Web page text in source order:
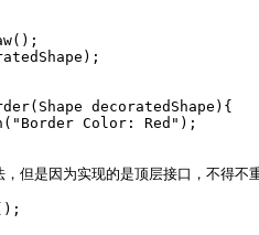
decoratedShape){
Color: Red");
但是因为实现的是顶层接口，不得不